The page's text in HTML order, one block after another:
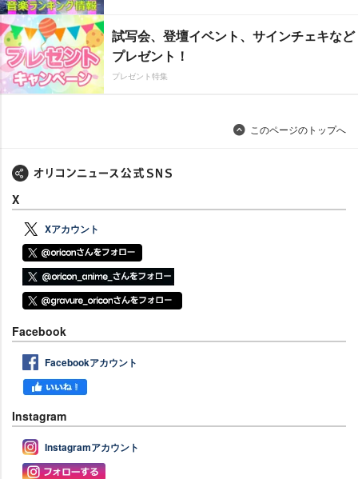
試写会、登壇イベント、サインチェキなど
プレゼント！
プレゼント特集
このページのトップへ
X
Xアカウント
Facebook
Facebookアカウント
Instagram
Instagramアカウント